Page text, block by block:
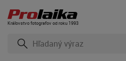
Kráľovstvo fotografov od roku 1993